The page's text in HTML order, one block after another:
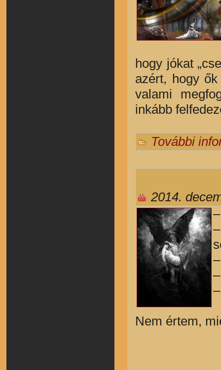
hogy jókat
azért, hogy
valami
inkább
További
2014.
Nem értem,